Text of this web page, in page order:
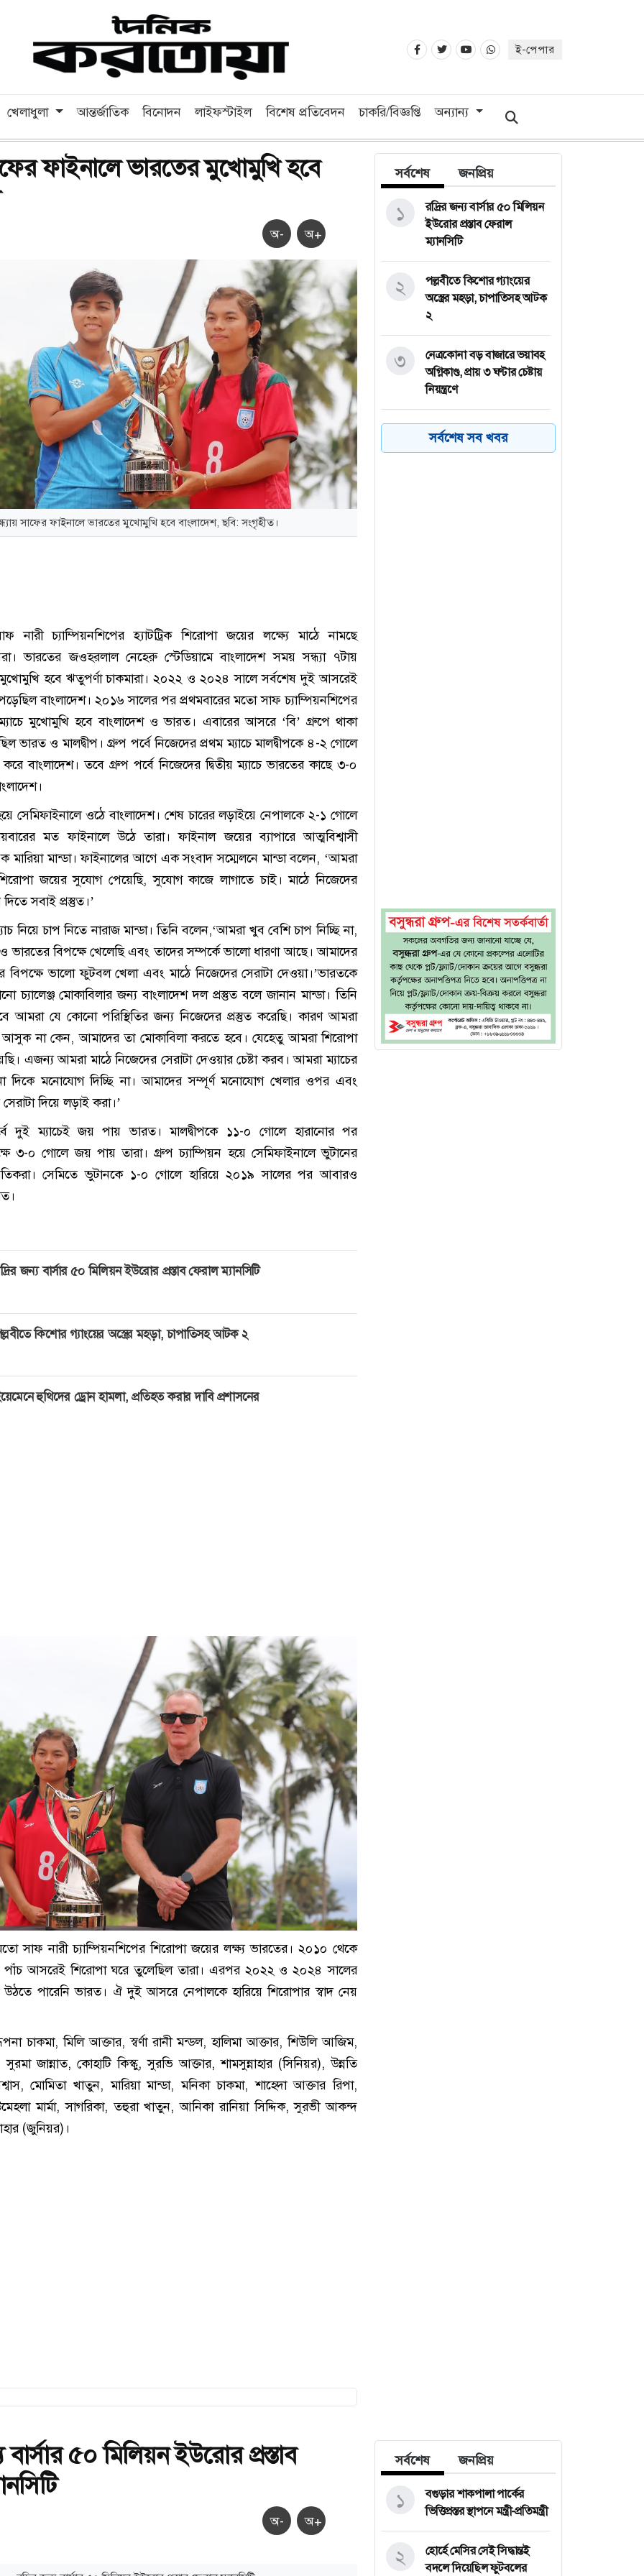
ই-পেপার
খেলাধুলা আন্তর্জাতিক বিনোদন লাইফস্টাইল বিশেষ প্রতিবেদন চাকরি/বিজ্ঞপ্তি অন্যান্য
ফাইনালে ভারতের মুখোমুখি হবে
অ- অ+
সাফের ফাইনালে ভারতের মুখোমুখি হবে বাংলাদেশ, ছবি: সংগৃহীত।
নারী চ্যাম্পিয়নশিপের হ্যাটট্রিক শিরোপা জয়ের লক্ষ্যে মাঠে নামছে
ভারতের জওহরলাল নেহেরু স্টেডিয়ামে বাংলাদেশ সময় সন্ধ্যা ৭টায়
মুখোমুখি হবে ঋতুপর্ণা চাকমারা। ২০২২ ও ২০২৪ সালে সর্বশেষ দুই আসরেই
বাংলাদেশ। ২০১৬ সালের পর প্রথমবারের মতো সাফ চ্যাম্পিয়নশিপের
ম্যাচে মুখোমুখি হবে বাংলাদেশ ও ভারত। এবারের আসরে ‘বি’ গ্রুপে থাকা
ভারত ও মালদ্বীপ। গ্রুপ পর্বে নিজেদের প্রথম ম্যাচে মালদ্বীপকে ৪-২ গোলে
বাংলাদেশ। তবে গ্রুপ পর্বে নিজেদের দ্বিতীয় ম্যাচে ভারতের কাছে ৩-০
সেমিফাইনালে ওঠে বাংলাদেশ। শেষ চারের লড়াইয়ে নেপালকে ২-১ গোলে
মত ফাইনালে উঠে তারা। ফাইনাল জয়ের ব্যাপারে আত্মবিশ্বাসী
মারিয়া মান্ডা। ফাইনালের আগে এক সংবাদ সম্মেলনে মান্ডা বলেন, ‘আমরা
জয়ের সুযোগ পেয়েছি, সুযোগ কাজে লাগাতে চাই। মাঠে নিজেদের
সবাই প্রস্তুত।’
নিয়ে চাপ নিতে নারাজ মান্ডা। তিনি বলেন,‘আমরা খুব বেশি চাপ নিচ্ছি না,
বিপক্ষে খেলেছি এবং তাদের সম্পর্কে ভালো ধারণা আছে। আমাদের
বিপক্ষে ভালো ফুটবল খেলা এবং মাঠে নিজেদের সেরাটা দেওয়া।’ভারতকে
চ্যালেঞ্জ মোকাবিলার জন্য বাংলাদেশ দল প্রস্তুত বলে জানান মান্ডা। তিনি
আমরা যে কোনো পরিস্থিতির জন্য নিজেদের প্রস্তুত করেছি। কারণ আমরা
আসুক না কেন, আমাদের তা মোকাবিলা করতে হবে। যেহেতু আমরা শিরোপা
এজন্য আমরা মাঠে নিজেদের সেরাটা দেওয়ার চেষ্টা করব। আমরা ম্যাচের
দিকে মনোযোগ দিচ্ছি না। আমাদের সম্পূর্ণ মনোযোগ খেলার ওপর এবং
দিয়ে লড়াই করা।’
দুই ম্যাচেই জয় পায় ভারত। মালদ্বীপকে ১১-০ গোলে হারানোর পর
৩-০ গোলে জয় পায় তারা। গ্রুপ চ্যাম্পিয়ন হয়ে সেমিফাইনালে ভুটানের
সেমিতে ভুটানকে ১-০ গোলে হারিয়ে ২০১৯ সালের পর আবারও
জন্য বার্সার ৫০ মিলিয়ন ইউরোর প্রস্তাব ফেরাল ম্যানসিটি
কিশোর গ্যাংয়ের অস্ত্রের মহড়া, চাপাতিসহ আটক ২
হুথিদের ড্রোন হামলা, প্রতিহত করার দাবি প্রশাসনের
সাফ নারী চ্যাম্পিয়নশিপের শিরোপা জয়ের লক্ষ্য ভারতের। ২০১০ থেকে
পাঁচ আসরেই শিরোপা ঘরে তুলেছিল তারা। এরপর ২০২২ ও ২০২৪ সালের
পারেনি ভারত। ঐ দুই আসরে নেপালকে হারিয়ে শিরোপার স্বাদ নেয়
চাকমা, মিলি আক্তার, স্বর্ণা রানী মন্ডল, হালিমা আক্তার, শিউলি আজিম,
জান্নাত, কোহাটি কিস্কু, সুরভি আক্তার, শামসুন্নাহার (সিনিয়র), উন্নতি
মোমিতা খাতুন, মারিয়া মান্ডা, মনিকা চাকমা, শাহেদা আক্তার রিপা,
মার্মা, সাগরিকা, তহুরা খাতুন, আনিকা রানিয়া সিদ্দিক, সুরভী আকন্দ
(জুনিয়র)।
সর্বশেষ জনপ্রিয়
রদ্রির জন্য বার্সার ৫০ মিলিয়ন
ইউরোর প্রস্তাব ফেরাল
ম্যানসিটি
১
পল্লবীতে কিশোর গ্যাংয়ের
অস্ত্রের মহড়া, চাপাতিসহ আটক
২
২
নেত্রকোনা বড় বাজারে ভয়াবহ
অগ্নিকাণ্ড, প্রায় ৩ ঘণ্টার চেষ্টায়
নিয়ন্ত্রণে
৩
কয়েক ডজন
অভিবাসনপ্রত্যাশীকে উদ্ধার
সর্বশেষ সব খবর
বার্সার ৫০ মিলিয়ন ইউরোর প্রস্তাব
অ- অ+
সর্বশেষ জনপ্রিয়
বগুড়ার শাকপালা পার্কের
ভিত্তিপ্রস্তর স্থাপনে মন্ত্রী-প্রতিমন্ত্রী
১
হোর্হে মেসির সেই সিদ্ধান্তই
বদলে দিয়েছিল ফুটবলের
২